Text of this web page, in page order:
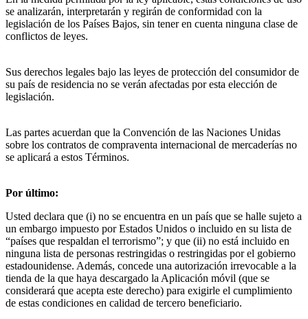
se analizarán, interpretarán y regirán de conformidad con la
legislación de los Países Bajos, sin tener en cuenta ninguna clase de
conflictos de leyes.
Sus derechos legales bajo las leyes de protección del consumidor de
su país de residencia no se verán afectadas por esta elección de
legislación.
Las partes acuerdan que la Convención de las Naciones Unidas
sobre los contratos de compraventa internacional de mercaderías no
se aplicará a estos Términos.
Por último:
Usted declara que (i) no se encuentra en un país que se halle sujeto a
un embargo impuesto por Estados Unidos o incluido en su lista de
“países que respaldan el terrorismo”; y que (ii) no está incluido en
ninguna lista de personas restringidas o restringidas por el gobierno
estadounidense. Además, concede una autorización irrevocable a la
tienda de la que haya descargado la Aplicación móvil (que se
considerará que acepta este derecho) para exigirle el cumplimiento
de estas condiciones en calidad de tercero beneficiario.